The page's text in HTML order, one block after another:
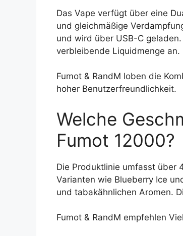
Das Vape verfügt über eine
und gleichmäßige
und wird über USB-C
verbleibende Liquidmenge an.
Fumot & RandM loben die
hoher Benutzerfreundlichkeit.
Welche
Fumot 12000?
Die Produktlinie umfasst über
Varianten wie Blueberry Ice
und tabakähnlichen Aromen.
Fumot & RandM empfehlen